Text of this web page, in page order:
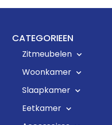
CATEGORIEEN
Zitmeubelen
Woonkamer
Slaapkamer
Eetkamer